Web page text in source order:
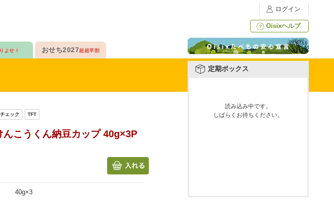
ログイン
Oisixヘルプ
よせ！
ノパープルも！
フルーツ定期便
No.3
ンが年々増！
な黄桃食べ比べ
山さんの幸せの黄桃
おせち2027超超早割
気「高砂」の
風特化お重
ブランド監修！
杯のお供にも！
気品目を増量！
家族でたっぷり楽しむ
定期ボックス
読み込み中です。
しばらくお待ちください。
んこうくん納豆カップ 40g×3P
40g×3